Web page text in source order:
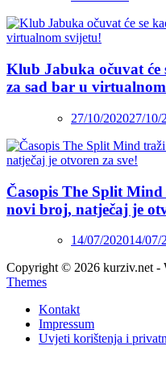
Klub Jabuka očuvat će
za sad bar u
27/10/202027/10/
Časopis The Split
novi broj, natječaj je
14/07/202014/07/
Copyright © 2026 kurziv.net -
Themes
Kontakt
Impressum
Uvjeti korištenja i